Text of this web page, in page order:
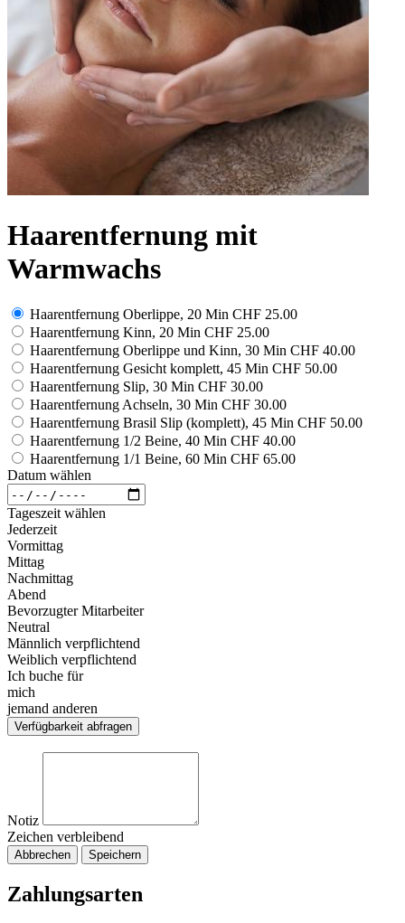
Haarentfernung mit
Warmwachs
Haarentfernung Oberlippe, 20 Min CHF 25.00
Haarentfernung Kinn, 20 Min CHF 25.00
Haarentfernung Oberlippe und Kinn, 30 Min CHF 40.00
Haarentfernung Gesicht komplett, 45 Min CHF 50.00
Haarentfernung Slip, 30 Min CHF 30.00
Haarentfernung Achseln, 30 Min CHF 30.00
Haarentfernung Brasil Slip (komplett), 45 Min CHF 50.00
Haarentfernung 1/2 Beine, 40 Min CHF 40.00
Haarentfernung 1/1 Beine, 60 Min CHF 65.00
Datum wählen
Tageszeit wählen
Jederzeit
Vormittag
Mittag
Nachmittag
Abend
Bevorzugter Mitarbeiter
Neutral
Männlich verpflichtend
Weiblich verpflichtend
Ich buche für
mich
jemand anderen
Verfügbarkeit abfragen
Notiz
Zeichen verbleibend
Abbrechen Speichern
Zahlungsarten